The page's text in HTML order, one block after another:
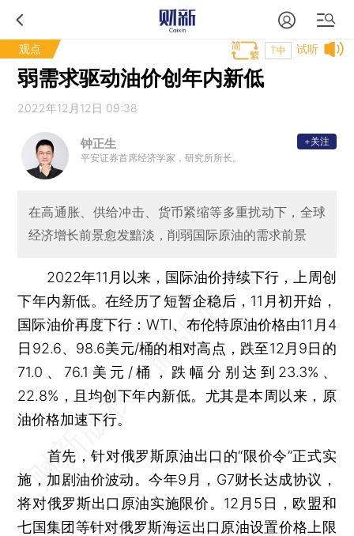
观点 试听
T中
弱需求驱动油价创年内新低
2022年12月12日 09:38
钟正生
平安证券首席经济学家，研究所所长。
+关注
在高通胀、供给冲击、货币紧缩等多重扰动下，全球
经济增长前景愈发黯淡，削弱国际原油的需求前景
2022年11月以来，国际油价持续下行，上周创
下年内新低。在经历了短暂企稳后，11月初开始，
国际油价再度下行：WTI、布伦特原油价格由11月4
日92.6、98.6美元/桶的相对高点，跌至12月9日的
71.0、76.1美元/桶，跌幅分别达到23.3%、
22.8%，且均创下年内新低。尤其是本周以来，原
油价格加速下行。
首先，针对俄罗斯原油出口的“限价令”正式实
施，加剧油价波动。今年9月，G7财长达成协议，
将对俄罗斯出口原油实施限价。12月5日，欧盟和
七国集团等针对俄罗斯海运出口原油设置价格上限